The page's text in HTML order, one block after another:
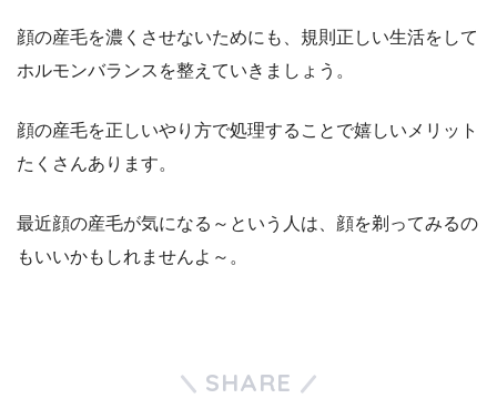
顔の産毛を濃くさせないためにも、規則正しい生活をして
ホルモンバランスを整えていきましょう。
顔の産毛を正しいやり方で処理することで嬉しいメリット
たくさんあります。
最近顔の産毛が気になる～という人は、顔を剃ってみるの
もいいかもしれませんよ～。
SHARE